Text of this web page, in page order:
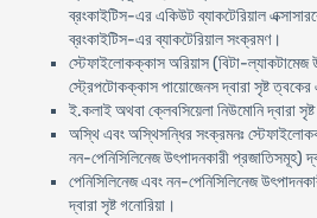
ব্রংকাইটিস-এর একিউট ব্যাকটেরিয়াল
ব্রংকাইটিস-এর ব্যাকটেরিয়াল সংক্রমণ।
স্টেফাইলোকক্কাস অরিয়াস (বিটা-ল্যাকটামেজ
স্ট্রেপটোকক্কাস পায়োজেনস দ্বারা সৃষ্ট
ই.কলাই অথবা ক্লেবসিয়েলা নিউমোনি দ্বারা
অস্থি এবং অস্থিসন্ধির সংক্রমনঃ
নন-পেনিসিলিনেজ উৎপাদনকারী প্রজাতিসমূহ)
পেনিসিলিনেজ এবং নন-পেনিসিলিনেজ
দ্বারা সৃষ্ট গনোরিয়া।